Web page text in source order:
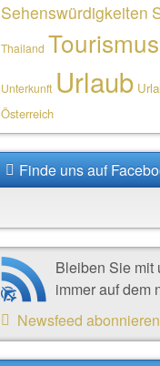
Sehenswürdigkeiten
Thailand Tourismus
Unterkunft Urlaub
Österreich
Finde uns auf
Bleiben Sie mit
immer auf dem
Newsfeed abonnieren